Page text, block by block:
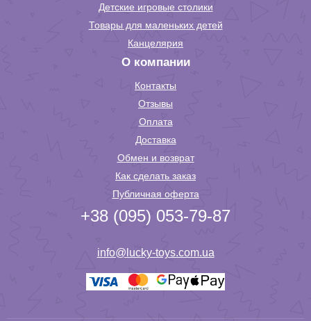
Детские игровые столики
Товары для маленьких детей
Канцелярия
О компании
Контакты
Отзывы
Оплата
Доставка
Обмен и возврат
Как сделать заказ
Публичная оферта
+38 (095) 053-79-87
info@lucky-toys.com.ua